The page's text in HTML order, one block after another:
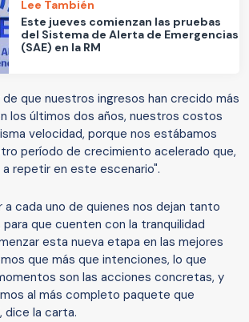
Lee También
Este jueves comienzan las pruebas
del Sistema de Alerta de Emergencias
(SAE) en la RM
de que nuestros ingresos han crecido más
los últimos dos años, nuestros costos
velocidad, porque nos estábamos
período de crecimiento acelerado que,
repetir en este escenario".
a cada uno de quienes nos dejan tanto
que cuenten con la tranquilidad
esta nueva etapa en las mejores
que más que intenciones, lo que
son las acciones concretas, y
al más completo paquete que
dice la carta.